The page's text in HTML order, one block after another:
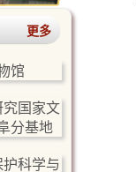
更多